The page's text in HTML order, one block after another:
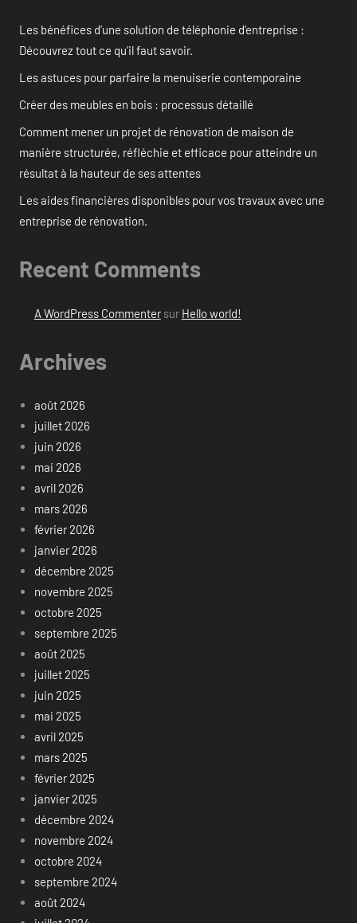
Les bénéfices d’une solution de téléphonie d’entreprise :
Découvrez tout ce qu’il faut savoir.
Les astuces pour parfaire la menuiserie contemporaine
Créer des meubles en bois : processus détaillé
Comment mener un projet de rénovation de maison de
manière structurée, réfléchie et efficace pour atteindre un
résultat à la hauteur de ses attentes
Les aides financières disponibles pour vos travaux avec une
entreprise de rénovation.
Recent Comments
A WordPress Commentersur Hello world!
Archives
août 2026
juillet 2026
juin 2026
mai 2026
avril 2026
mars 2026
février 2026
janvier 2026
décembre 2025
novembre 2025
octobre 2025
septembre 2025
août 2025
juillet 2025
juin 2025
mai 2025
avril 2025
mars 2025
février 2025
janvier 2025
décembre 2024
novembre 2024
octobre 2024
septembre 2024
août 2024